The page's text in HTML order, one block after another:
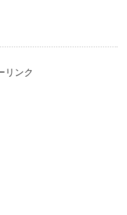
リンク